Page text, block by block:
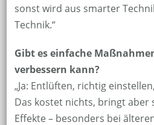
sonst wird aus smarter
Technik.“
Gibt es einfache
verbessern kann?
„Ja: Entlüften, richtig
Das kostet nichts, bringt aber
Effekte – besonders bei